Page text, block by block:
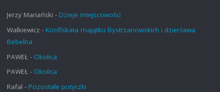
Jerzy Mariański - Dzieje miejscowości
Walkiewicz - Konfiskata majątku Bystrzanowskich i dzierżawa
Bebelna
PAWEŁ - Okolica
PAWEŁ- Okolica
Rafal - Pozostałe potyczki